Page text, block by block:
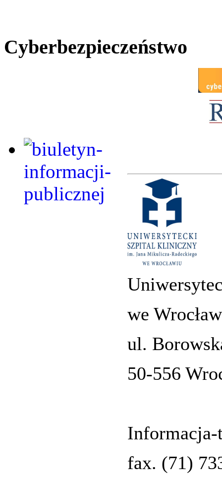
Cyberbezpieczeństwo
we
ul.
50-556
Informacja-
fax. (71)